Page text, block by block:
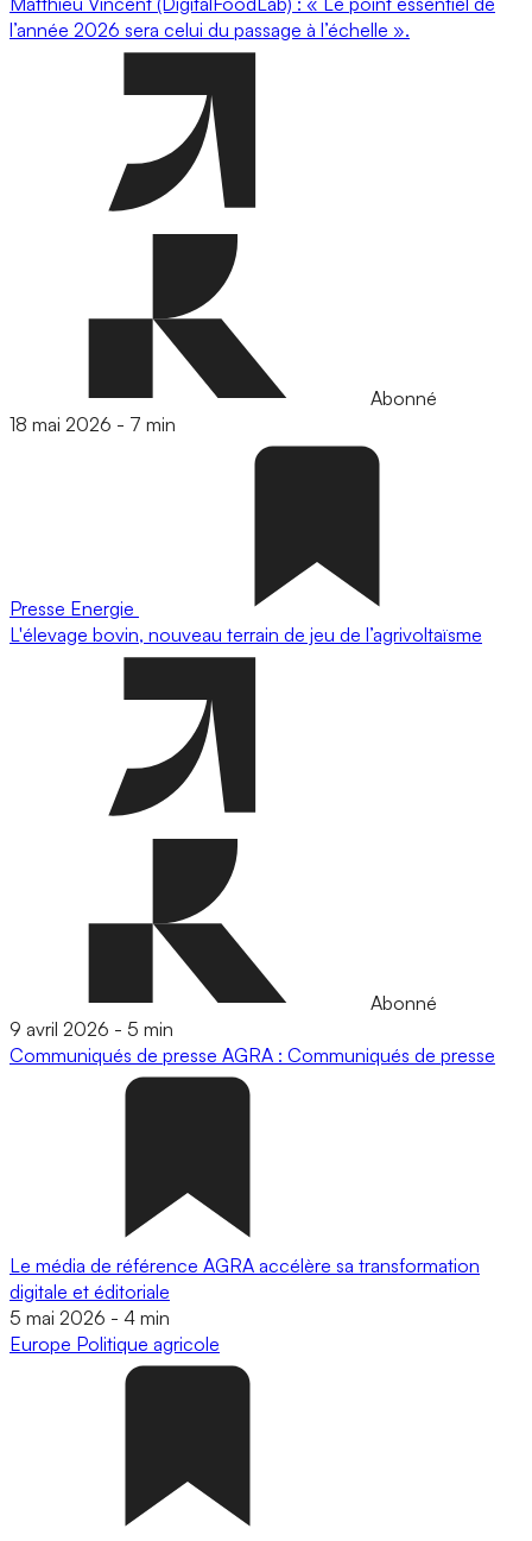
l’année 2026 sera celui du passage à l’échelle ».
Abonné
18 mai 2026 - 7 min
Presse Energie
L'élevage bovin, nouveau terrain de jeu de l’agrivoltaïsme
Abonné
9 avril 2026 - 5 min
Communiqués de presse AGRA : Communiqués de presse
Le média de référence AGRA accélère sa transformation
digitale et éditoriale
5 mai 2026 - 4 min
Europe Politique agricole